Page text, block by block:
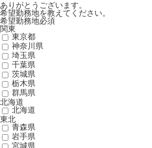
ありがとうございます。
希望勤務地を教えてください。
希望勤務地必須
関東
東京都
神奈川県
埼玉県
千葉県
茨城県
栃木県
群馬県
北海道
北海道
東北
青森県
岩手県
宮城県